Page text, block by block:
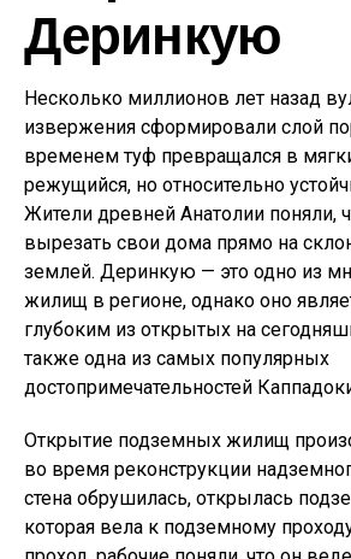
Деринкую
Несколько миллионов лет назад
извержения сформировали слой
временем туф превращался в
режущийся, но относительно
Жители древней Анатолии поняли,
вырезать свои дома прямо на
землей. Деринкую — это одно из
жилищ в регионе, однако оно
глубоким из открытых на
также одна из самых популярных
достопримечательностей
Открытие подземных жилищ
во время реконструкции
стена обрушилась, открылась
которая вела к подземному